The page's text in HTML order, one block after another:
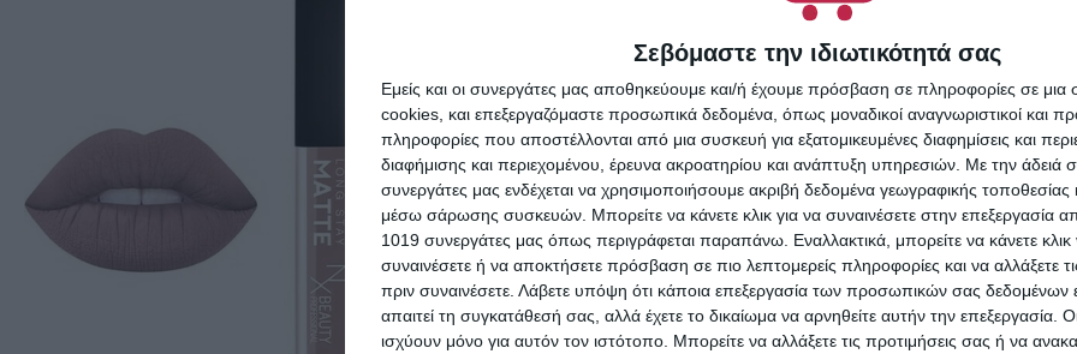
Σεβόμαστε την ιδιωτικότητά σας
Εμείς και οι συνεργάτες μας αποθηκεύουμε και/ή έχουμε πρόσβαση σε πληροφορίες σε
cookies, και επεξεργαζόμαστε προσωπικά δεδομένα, όπως μοναδικοί αναγνωριστικοί και
πληροφορίες που αποστέλλονται από μια συσκευή για εξατομικευμένες διαφημίσεις και
διαφήμισης και περιεχομένου, έρευνα ακροατηρίου και ανάπτυξη υπηρεσιών. Με την άδειά
συνεργάτες μας ενδέχεται να χρησιμοποιήσουμε ακριβή δεδομένα γεωγραφικής τοποθεσίας
μέσω σάρωσης συσκευών. Μπορείτε να κάνετε κλικ για να συναινέσετε στην επεξεργασία
1019 συνεργάτες μας όπως περιγράφεται παραπάνω. Εναλλακτικά, μπορείτε να κάνετε κλικ
συναινέσετε ή να αποκτήσετε πρόσβαση σε πιο λεπτομερείς πληροφορίες και να αλλάξετε
πριν συναινέσετε. Λάβετε υπόψη ότι κάποια επεξεργασία των προσωπικών σας δεδομένων
απαιτεί τη συγκατάθεσή σας, αλλά έχετε το δικαίωμα να αρνηθείτε αυτήν την επεξεργασία.
ισχύουν μόνο για αυτόν τον ιστότοπο. Μπορείτε να αλλάξετε τις προτιμήσεις σας ή να